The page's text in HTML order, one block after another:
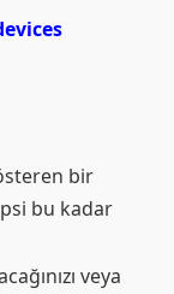
bir
bu kadar
veya